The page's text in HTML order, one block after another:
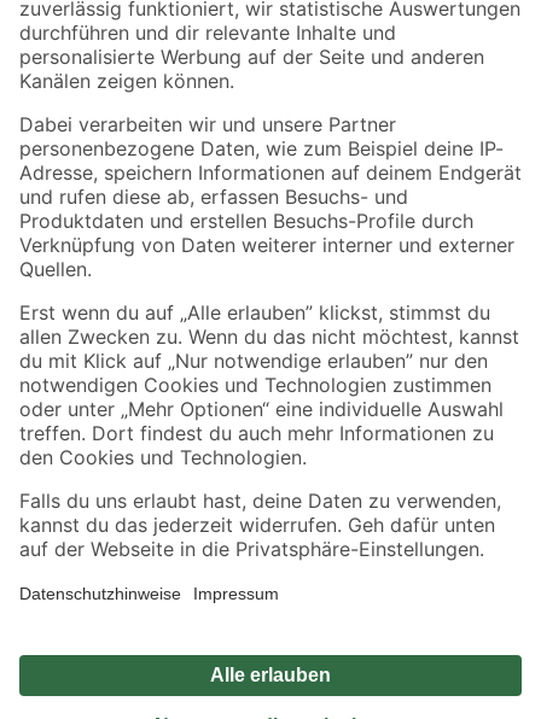
Zur Newsletter Anmeldung
Folge uns
Zahlungsarten Versandarten
Sicher einkaufen
Jetzt die toom-App herunterladen
Alle Preisangaben in EUR inkl. gesetzl. MwSt.. Die dargestellten Angebote sind unter
Umständen nicht in allen Märkten verfügbar. Die angegebenen Verfügbarkeiten beziehen
Produkte nur solange der Vorrat reicht.
*Paketversand ab 59 € versandkostenfrei, gilt nicht für Artikel mit Speditionsversand, hier
Privatsphäre Impressum
Nutzungsbedingungen
Widerrufsrecht
Vertrag widerrufen